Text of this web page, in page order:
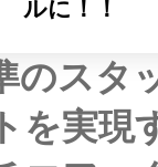
ルに！！
のスタ
を実現